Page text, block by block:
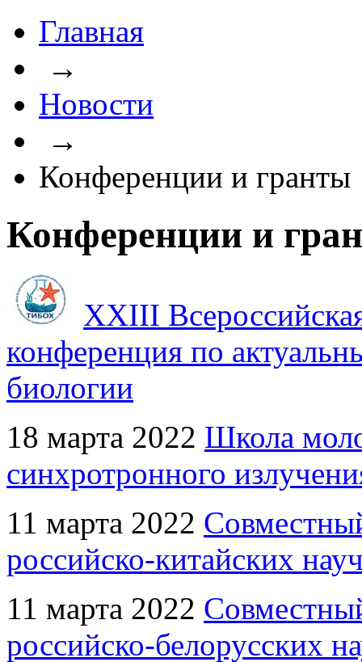
Главная
→
Новости
→
Конференции и гранты
Конференции и
XXIII
конференция по
биологии
18 марта 2022 Школа
синхротронного
11 марта 2022
российско-китайских
11 марта 2022
российско-белорусских